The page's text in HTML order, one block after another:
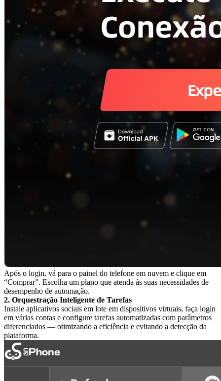
Após o login, vá para o painel do telefone em nuvem e clique em
“Comprar”. Escolha um plano que atenda às suas necessidades de
desempenho de automação.
2. Orquestração Inteligente de Tarefas
Instale aplicativos sociais em lote em dispositivos virtuais, faça login
em várias contas e configure tarefas automatizadas com parâmetros
diferenciados — otimizando a eficiência e evitando a detecção da
plataforma.